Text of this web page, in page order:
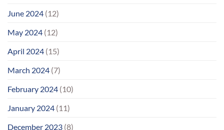
June 2024 (12)
May 2024 (12)
April 2024 (15)
March 2024 (7)
February 2024 (10)
January 2024 (11)
December 2023 (8)